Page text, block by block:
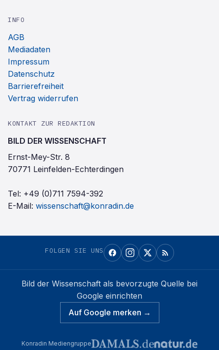
INFO
AGB
Mediadaten
Impressum
Datenschutz
Barrierefreiheit
Vertrag widerrufen
KONTAKT ZUR REDAKTION
BILD DER WISSENSCHAFT
Ernst-Mey-Str. 8
70771 Leinfelden-Echterdingen
Tel: +49 (0)711 7594-392
E-Mail: wissenschaft@konradin.de
FOLGEN SIE UNS
Bild der Wissenschaft als bevorzugte Quelle bei
Google einrichten
Auf Google merken →
Konradin Mediengruppe